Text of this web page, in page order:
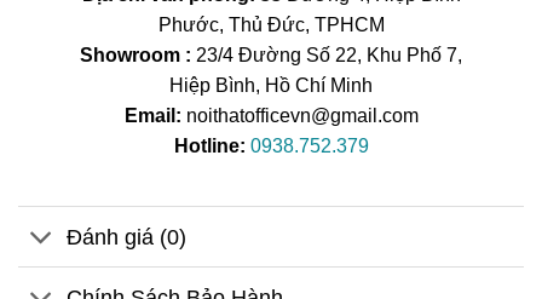
Phước, Thủ Đức, TPHCM
Showroom : 23/4 Đường Số 22, Khu Phố 7,
Hiệp Bình, Hồ Chí Minh
Email: noithatofficevn@gmail.com
Hotline: 0938.752.379
Đánh giá (0)